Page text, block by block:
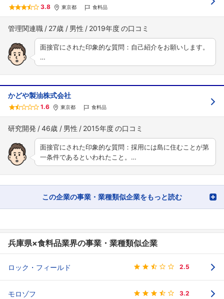
3.8 東京都 食料品
管理関連職 27歳 男性 2019年度
面接官にされた印象的な質問：自己紹介をお願いします。
…
かどや製油株式会社
1.6 東京都 食料品
研究開発 46歳 男性 2015年度
面接官にされた印象的な質問：採用には島に住むことが第
一条件であるといわれたこと。…
この企業の事業・業種類似企業をもっと読む
兵庫県×食料品業界の事業・業種類似企業
ロック・フィールド 2.5
モロゾフ 3.2